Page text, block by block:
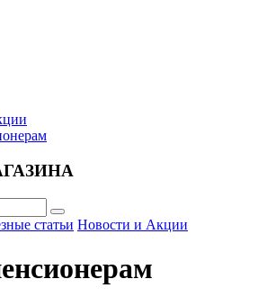
статьи Новости и Акции